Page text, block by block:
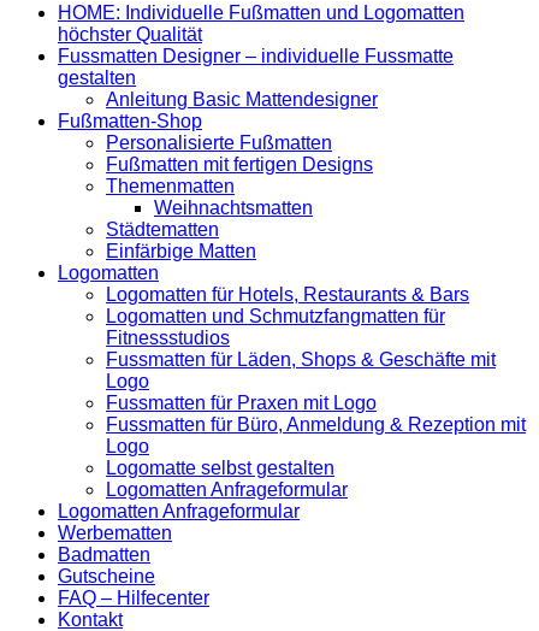
HOME: Individuelle Fußmatten und Logomatten
höchster Qualität
Fussmatten Designer – individuelle Fussmatte
gestalten
Anleitung Basic Mattendesigner
Fußmatten-Shop
Personalisierte Fußmatten
Fußmatten mit fertigen Designs
Themenmatten
Weihnachtsmatten
Städtematten
Einfärbige Matten
Logomatten
Logomatten für Hotels, Restaurants & Bars
Logomatten und Schmutzfangmatten für
Fitnessstudios
Fussmatten für Läden, Shops & Geschäfte mit
Logo
Fussmatten für Praxen mit Logo
Fussmatten für Büro, Anmeldung & Rezeption mit
Logo
Logomatte selbst gestalten
Logomatten Anfrageformular
Logomatten Anfrageformular
Werbematten
Badmatten
Gutscheine
FAQ – Hilfecenter
Kontakt